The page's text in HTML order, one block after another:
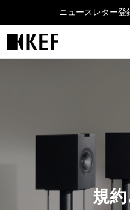
テ
ツ
KEF MUSIC GALLERY
規